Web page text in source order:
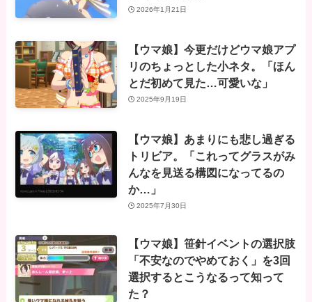
2026年1月21日
【ウマ娘】今更だけどウマ娘アプ
リのちょっとした小ネタ。「ほん
とだ初めて見た…可愛いな」
2025年9月19日
【ウマ娘】あまりにも悲し過ぎる
トリビア。「これってグラスがみ
んなを見送る構図になってるの
か…」
2025年7月30日
【ウマ娘】笹針イベントの選択肢
「不安なのでやめておく」を3回
選択するとこうなるって知って
た？